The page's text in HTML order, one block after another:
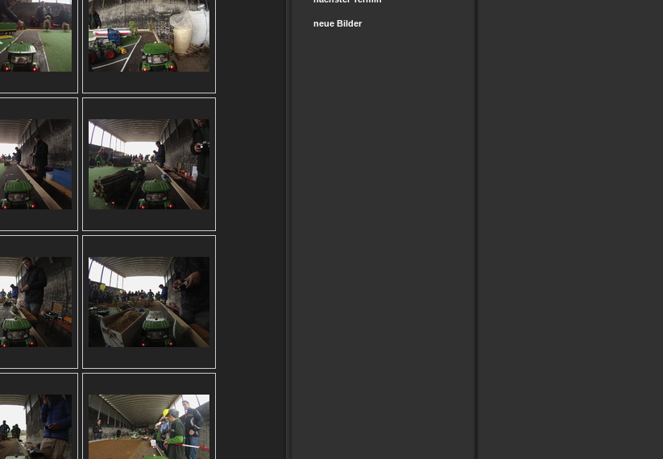
neue Bilder